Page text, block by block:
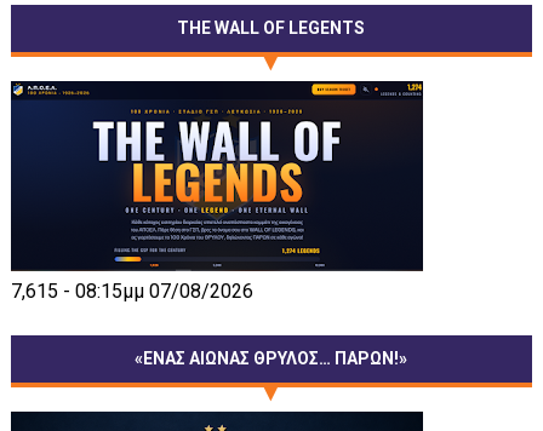
THE WALL OF LEGENTS
7,615 - 08:15μμ 07/08/2026
«ΕΝΑΣ ΑΙΩΝΑΣ ΘΡΥΛΟΣ… ΠΑΡΩΝ!»